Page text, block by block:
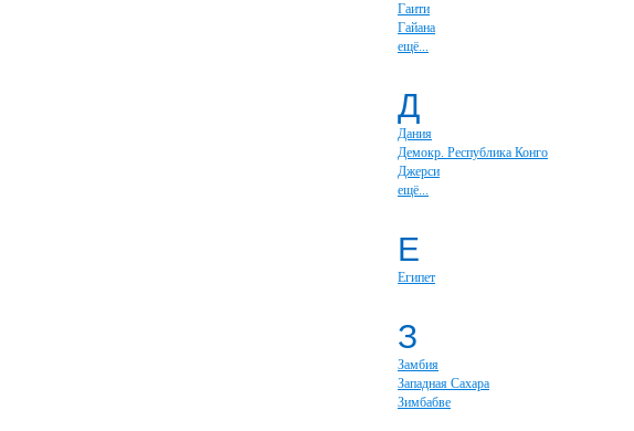
Гаити
Гайана
ещё...
Д
Дания
Демокр. Республика Конго
Джерси
ещё...
Е
Египет
З
Замбия
Западная Сахара
Зимбабве